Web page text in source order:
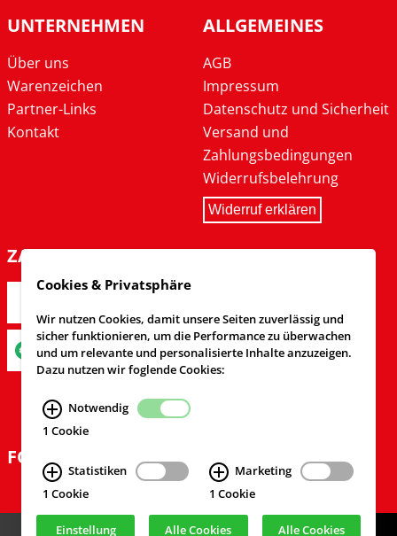
UNTERNEHMEN
Über uns
Warenzeichen
Partner-Links
Kontakt
ALLGEMEINES
AGB
Impressum
Datenschutz und Sicherheit
Versand und
Zahlungsbedingungen
Widerrufsbelehrung
Widerruf erklären
ZAHLARTEN
FOLGEN SIE UNS
Cookies & Privatsphäre
Wir nutzen Cookies, damit unsere Seiten zuverlässig und
sicher funktionieren, um die Performance zu überwachen
und um relevante und personalisierte Inhalte anzuzeigen.
Dazu nutzen wir foglende Cookies:
Notwendig
1 Cookie
Statistiken
1 Cookie
Marketing
1 Cookie
Einstellung Alle Cookies Alle Cookies